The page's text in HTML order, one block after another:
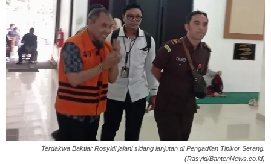
Terdakwa Baktiar Rosyidi jalani sidang lanjutan di Pengadilan Tipikor Serang.
(Rasyid/BantenNews.co.id)